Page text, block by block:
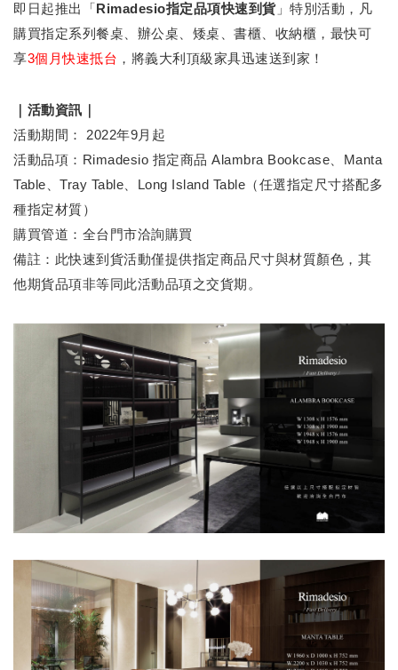
即日起推出「Rimadesio指定品項快速到貨」特別活動，凡
購買指定系列餐桌、辦公桌、矮桌、書櫃、收納櫃，最快可
享3個月快速抵台 ，將義大利頂級家具迅速送到家！
｜活動資訊｜
活動期間： 2022年9月起
活動品項：Rimadesio 指定商品 Alambra Bookcase、Manta
Table、Tray Table、Long Island Table（任選指定尺寸搭配多
種指定材質）
購買管道：全台門市洽詢購買
備註：此快速到貨活動僅提供指定商品尺寸與材質顏色，其
他期貨品項非等同此活動品項之交貨期。